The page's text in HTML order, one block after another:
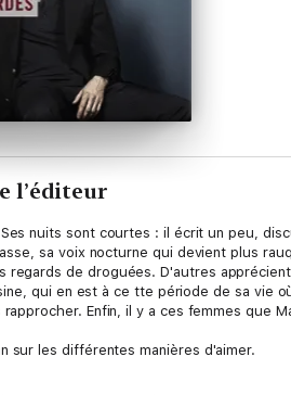
l’éditeur
nuits sont courtes : il écrit un peu,
sa voix nocturne qui devient plus
regards de droguées. D'autres
qui en est à ce tte période de sa vie
Enfin, il y a ces femmes que
sur les différentes manières d'aimer.